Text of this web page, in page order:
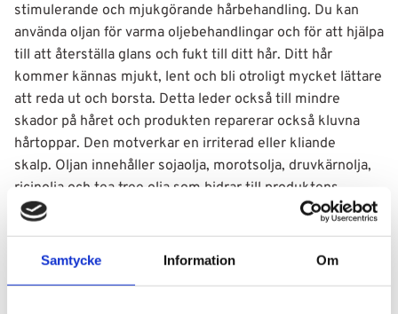
Samtycke Information Om
stimulerande och mjukgörande hårbehandling. Du kan
använda oljan för varma oljebehandlingar och för att hjälpa
till att återställa glans och fukt till ditt hår. Ditt hår
kommer kännas mjukt, lent och bli otroligt mycket lättare
att reda ut och borsta. Detta leder också till mindre
skador på håret och produkten reparerar också kluvna
hårtoppar. Den motverkar en irriterad eller kliande
skalp. Oljan innehåller sojaolja, morotsolja, druvkärnolja,
ricinolja och tea tree olja som bidrar till produktens
egenskaper.
Du kan också använda produkten på kroppen för att
återfukta torra hudpartier eller använda den som
massageolja.